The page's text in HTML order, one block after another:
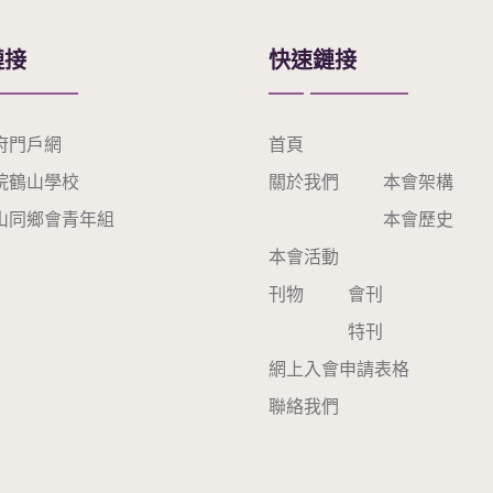
門戶網
鶴山學校
同鄉會青年組
快速鏈接
首頁
關於我們
本會架構
本會歷史
本會活動
刊物
會刊
特刊
網上入會申請表格
聯絡我們